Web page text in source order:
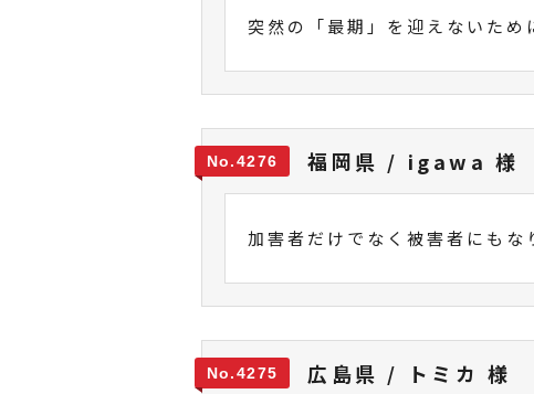
突然の「最期」を迎えないため
4276 福岡県 / igawa 様
加害者だけでなく被害者にもな
4275 広島県 / トミカ 様